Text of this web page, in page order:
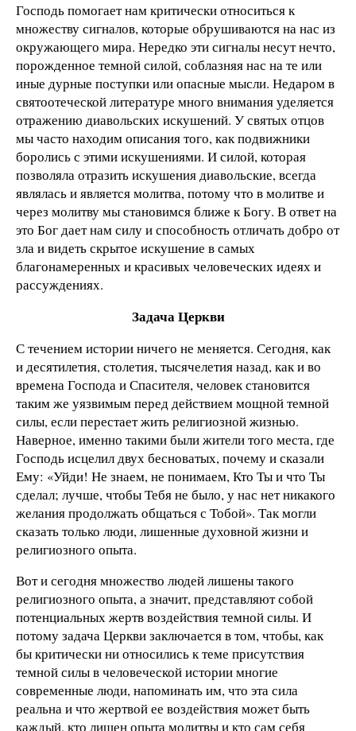
Господь помогает нам критически относиться к
множеству сигналов, которые обрушиваются на нас из
окружающего мира. Нередко эти сигналы несут нечто,
порожденное темной силой, соблазняя нас на те или
иные дурные поступки или опасные мысли. Недаром в
святоотеческой литературе много внимания уделяется
отражению диавольских искушений. У святых отцов
мы часто находим описания того, как подвижники
боролись с этими искушениями. И силой, которая
позволяла отразить искушения диавольские, всегда
являлась и является молитва, потому что в молитве и
через молитву мы становимся ближе к Богу. В ответ на
это Бог дает нам силу и способность отличать добро от
зла и видеть скрытое искушение в самых
благонамеренных и красивых человеческих идеях и
рассуждениях.
Задача Церкви
С течением истории ничего не меняется. Сегодня, как
и десятилетия, столетия, тысячелетия назад, как и во
времена Господа и Спасителя, человек становится
таким же уязвимым перед действием мощной темной
силы, если перестает жить религиозной жизнью.
Наверное, именно такими были жители того места, где
Господь исцелил двух бесноватых, почему и сказали
Ему: «Уйди! Не знаем, не понимаем, Кто Ты и что Ты
сделал; лучше, чтобы Тебя не было, у нас нет никакого
желания продолжать общаться с Тобой». Так могли
сказать только люди, лишенные духовной жизни и
религиозного опыта.
Вот и сегодня множество людей лишены такого
религиозного опыта, а значит, представляют собой
потенциальных жертв воздействия темной силы. И
потому задача Церкви заключается в том, чтобы, как
бы критически ни относились к теме присутствия
темной силы в человеческой истории многие
современные люди, напоминать им, что эта сила
реальна и что жертвой ее воздействия может быть
каждый, кто лишен опыта молитвы и кто сам себя